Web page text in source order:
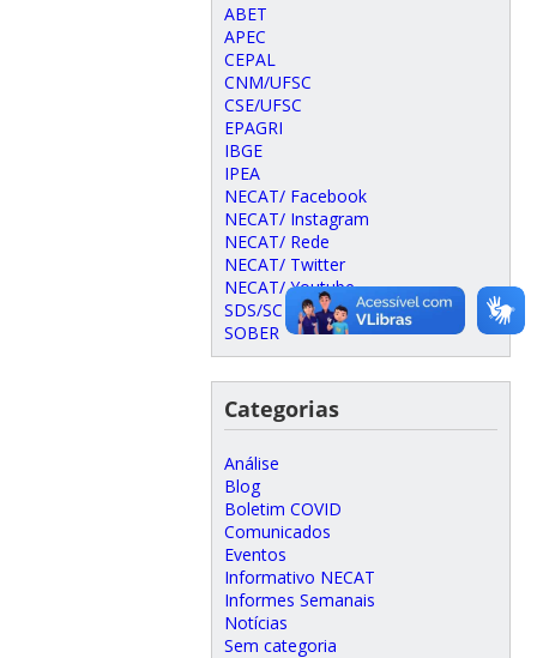
ABET
APEC
CEPAL
CNM/UFSC
CSE/UFSC
EPAGRI
IBGE
IPEA
NECAT/ Facebook
NECAT/ Instagram
NECAT/ Rede
NECAT/ Twitter
NECAT/ Youtube
SDS/SC
SOBER
Categorias
Análise
Blog
Boletim COVID
Comunicados
Eventos
Informativo NECAT
Informes Semanais
Notícias
Sem categoria